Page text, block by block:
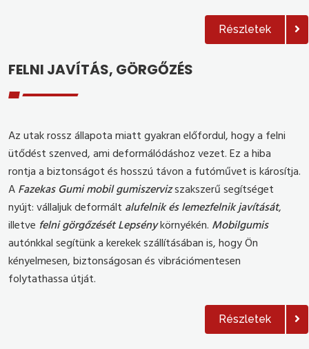
Részletek
FELNI JAVÍTÁS, GÖRGŐZÉS
Az utak rossz állapota miatt gyakran előfordul, hogy a felni
ütődést szenved, ami deformálódáshoz vezet. Ez a hiba
rontja a biztonságot és hosszú távon a futóművet is károsítja.
AFazekas Gumi mobil gumiszervizszakszerű segítséget
nyújt: vállaljuk deformált alufelnik és lemezfelnik javítását,
illetve felni görgőzését Lepsénykörnyékén. Mobilgumis
autónkkal segítünk a kerekek szállításában is, hogy Ön
kényelmesen, biztonságosan és vibrációmentesen
folytathassa útját.
Részletek